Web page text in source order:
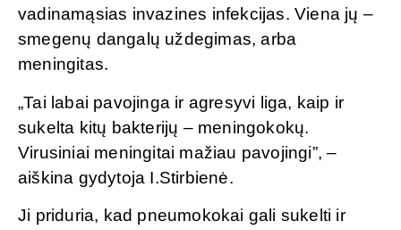
vadinamąsias invazines infekcijas. Viena jų –
smegenų dangalų uždegimas, arba
meningitas.
„Tai labai pavojinga ir agresyvi liga, kaip ir
sukelta kitų bakterijų – meningokokų.
Virusiniai meningitai mažiau pavojingi”, –
aiškina gydytoja I.Stirbienė.
Ji priduria, kad pneumokokai gali sukelti ir